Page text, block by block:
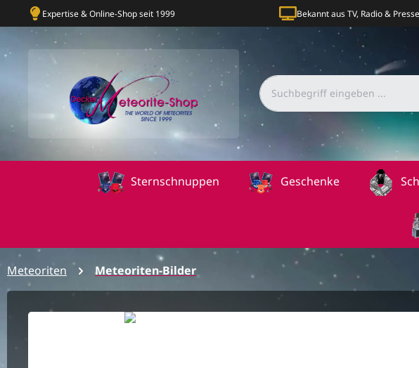
Expertise & Online-Shop seit 1999 Bekannt aus TV, Radio & Presse
Sternschnuppen Geschenke
Meteoriten Meteoriten-Bilder
Bildergalerie überspringen